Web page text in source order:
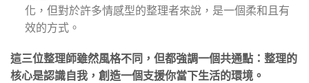
化，但對於許多情感型的整理者來說，是一個柔和且有
效的方式。
這三位整理師雖然風格不同，但都強調一個共通點：整理的
核心是認識自我，創造一個支援你當下生活的環境。